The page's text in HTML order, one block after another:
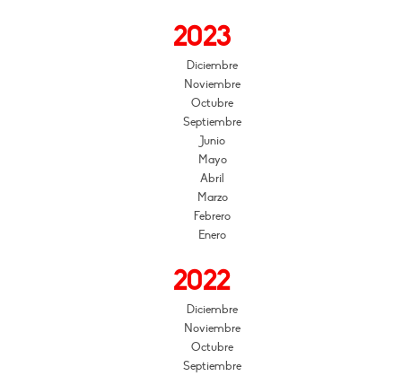
2023
Diciembre
Noviembre
Octubre
Septiembre
Junio
Mayo
Abril
Marzo
Febrero
Enero
2022
Diciembre
Noviembre
Octubre
Septiembre